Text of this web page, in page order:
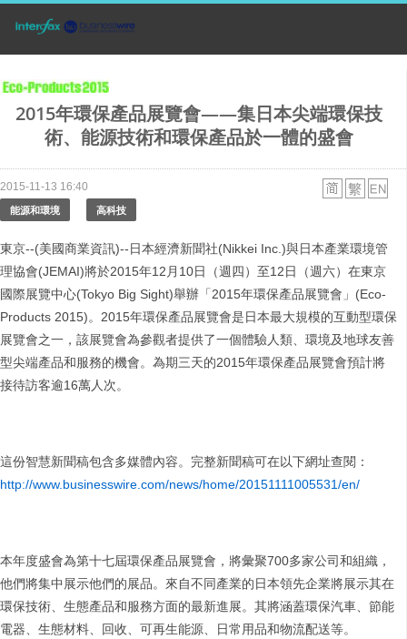
2015年環保產品展覽會——集日本尖端環保技
術、能源技術和環保產品於一體的盛會
2015-11-13 16:40
能源和環境 高科技
東京--(美國商業資訊)--日本經濟新聞社(Nikkei Inc.)與日本產業環境管
理協會(JEMAI)將於2015年12月10日（週四）至12日（週六）在東京
國際展覽中心(Tokyo Big Sight)舉辦「2015年環保產品展覽會」(Eco-
Products 2015)。2015年環保產品展覽會是日本最大規模的互動型環保
展覽會之一，該展覽會為參觀者提供了一個體驗人類、環境及地球友善
型尖端產品和服務的機會。為期三天的2015年環保產品展覽會預計將
接待訪客逾16萬人次。
這份智慧新聞稿包含多媒體內容。完整新聞稿可在以下網址查閱：
http://www.businesswire.com/news/home/20151111005531/en/
本年度盛會為第十七屆環保產品展覽會，將彙聚700多家公司和組織，
他們將集中展示他們的展品。來自不同產業的日本領先企業將展示其在
環保技術、生態產品和服務方面的最新進展。其將涵蓋環保汽車、節能
電器、生態材料、回收、可再生能源、日常用品和物流配送等。